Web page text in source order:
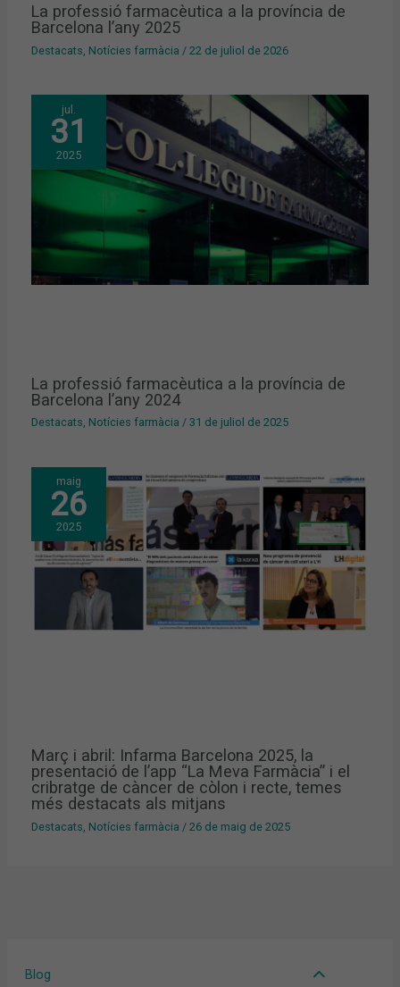
Blog
La professió farmacèutica a la província de
Barcelona l’any 2025
Destacats Notícies farmàcia /22 de juliol de 2026
jul.
31
2025
La professió farmacèutica a la província de
Barcelona l’any 2024
Destacats, Notícies farmàcia /31 de juliol de 2025
maig
26
2025
Març i abril: Infarma Barcelona 2025, la
presentació de l’app “La Meva Farmàcia” i el
cribratge de càncer de còlon i recte, temes
més destacats als mitjans
Destacats Notícies farmàcia /26 de maig de 2025